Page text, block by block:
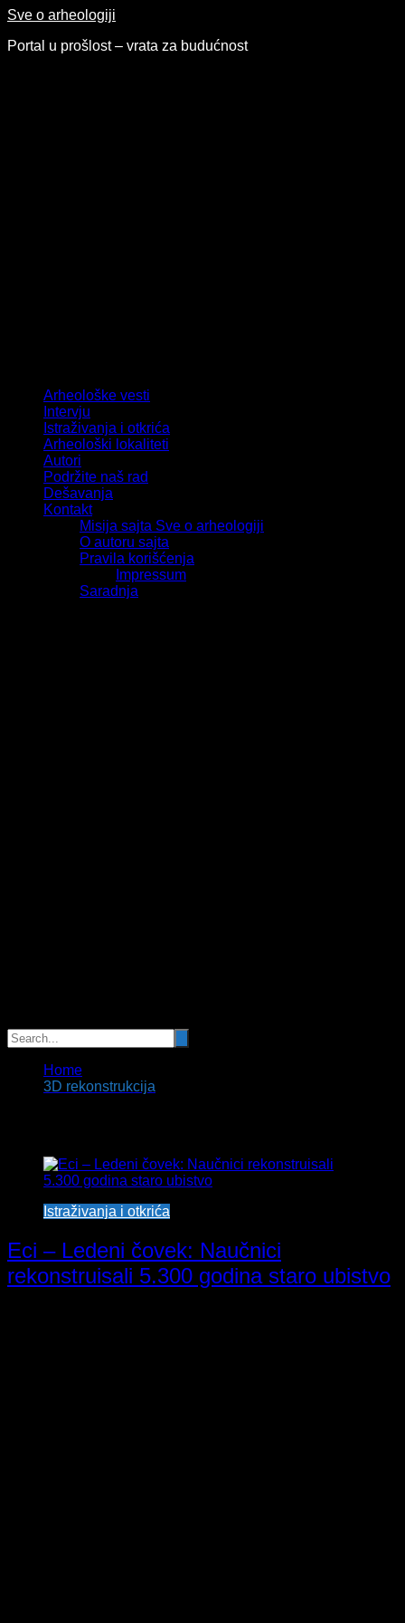
Skip
content
Sve o arheologiji
Portal u prošlost – vrata za budućnost
Arheološke vesti
Intervju
Istraživanja i otkrića
Arheološki lokaliteti
Autori
Podržite naš rad
Dešavanja
Kontakt
Misija sajta Sve o arheologiji
O autoru sajta
Pravila korišćenja
Impressum
Saradnja
Home
3D rekonstrukcija
Istraživanja i otkrića
Eci – Ledeni čovek: Naučnici
rekonstruisali 5.300 godina staro ubistvo